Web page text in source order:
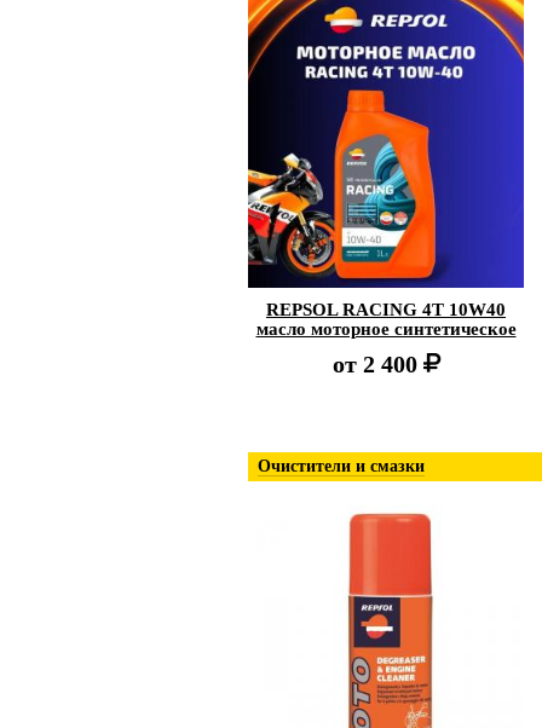
REPSOL RACING 4T 10W40
масло моторное синтетическое
от 2 400
Очистители и смазки